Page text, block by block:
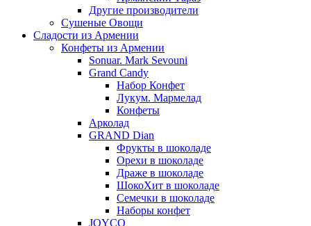
Другие производители
Сушеные Овощи
Сладости из Армении
Конфеты из Армении
Sonuar. Mark Sevouni
Grand Candy
Набор Конфет
Лукум. Мармелад
Конфеты
Арколад
GRAND Dian
Фрукты в шоколаде
Орехи в шоколаде
Драже в шоколаде
ШокоХит в шоколаде
Семечки в шоколаде
Наборы конфет
JOYCO